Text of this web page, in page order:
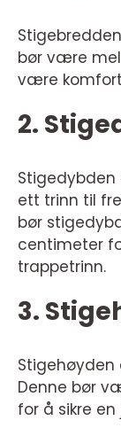
bør være
være
2.
ett trinn til
bør
centimeter
trappetrinn.
3.
Denne bør
for å sikre